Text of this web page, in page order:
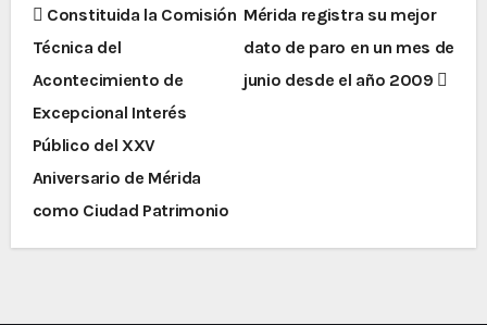
Constituida la Comisión
Técnica del
Acontecimiento de
Excepcional Interés
Público del XXV
Aniversario de Mérida
como Ciudad Patrimonio
Mérida registra su mejor
dato de paro en un mes de
junio desde el año 2009